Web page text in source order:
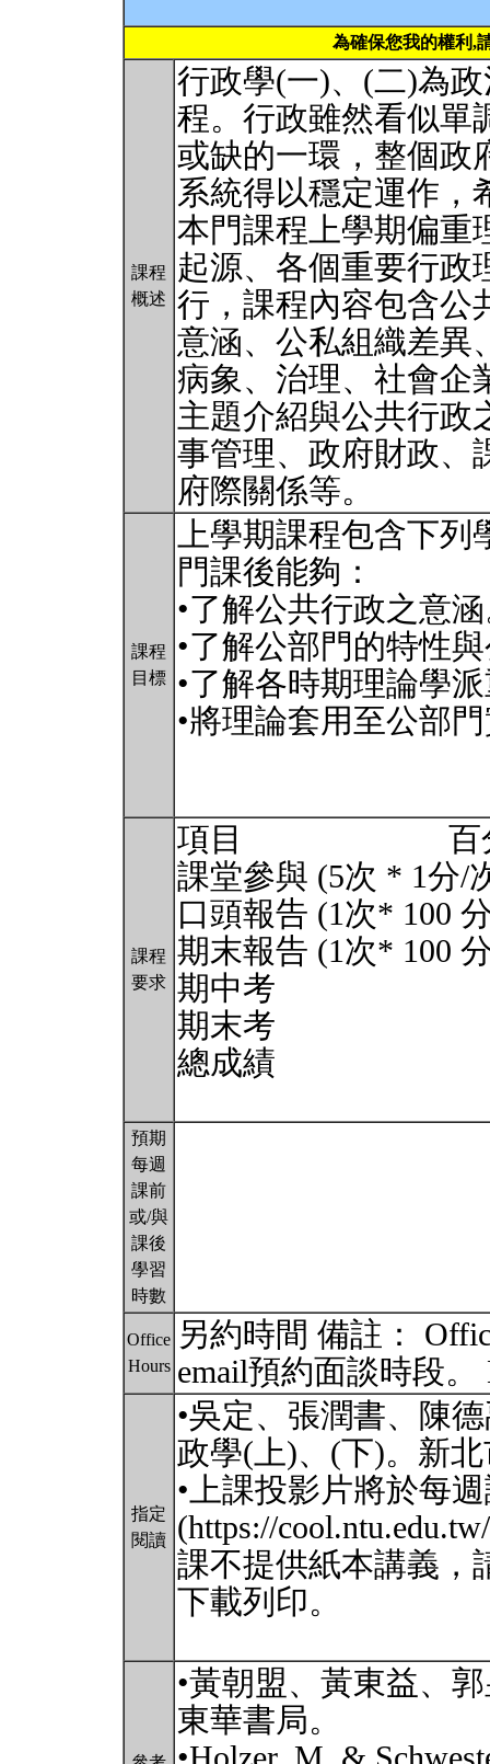
為確保您我的權利,
課程
概述
行政學(一)、(二)為
程。行政雖然看似單
或缺的一環，整個政
系統得以穩定運作，
本門課程上學期偏重
起源、各個重要行政
行，課程內容包含公
意涵、公私組織差異
病象、治理、社會企
主題介紹與公共行政
事管理、政府財政、
府際關係等。
課程
目標
上學期課程包含下列
門課後能夠：
•了解公共行政之意
•了解公部門的特性
•了解各時期理論學
•將理論套用至公部
課程
要求
項目 百分
課堂參與 (5次 * 1
口頭報告 (1次* 100
期末報告 (1次* 100
期中考
期末考
總成績
預期
每週
課前
或/與
課後
學習
時數
Office
Hours
另約時間 備註：
email預約面談時段
指定
閱讀
•吳定、張潤書、陳
政學(上)、(下)。新
•上課投影片將於每
(https://
課不提供紙本講義，
下載列印。
•黃朝盟、黃東益、
東華書局。